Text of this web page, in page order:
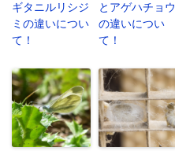
ギタニルリシジ
ミの違いについ
て！
とアゲハチョウ
の違いについ
て！